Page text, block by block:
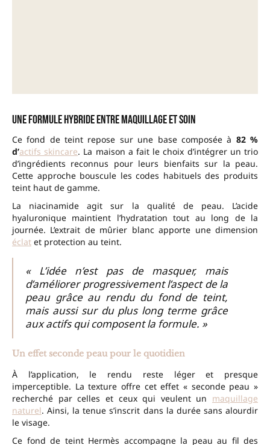
Une formule hybride entre maquillage et soin
Ce fond de teint repose sur une base composée à 82 %
d’actifs skincare. La maison a fait le choix d’intégrer un trio
d’ingrédients reconnus pour leurs bienfaits sur la peau.
Cette approche bouscule les codes habituels des produits
teint haut de gamme.
La niacinamide agit sur la qualité de peau. L’acide
hyaluronique maintient l’hydratation tout au long de la
journée. L’extrait de mûrier blanc apporte une dimension
éclat et protection au teint.
« L’idée n’est pas de masquer, mais
d’améliorer progressivement l’aspect de la
peau grâce au rendu du fond de teint,
mais aussi sur du plus long terme grâce
aux actifs qui composent la formule. »
Un effet seconde peau pour le quotidien
À l’application, le rendu reste léger et presque
imperceptible. La texture offre cet effet « seconde peau »
recherché par celles et ceux qui veulent un maquillage
naturel. Ainsi, la tenue s’inscrit dans la durée sans alourdir
le visage.
Ce fond de teint Hermès accompagne la peau au fil des